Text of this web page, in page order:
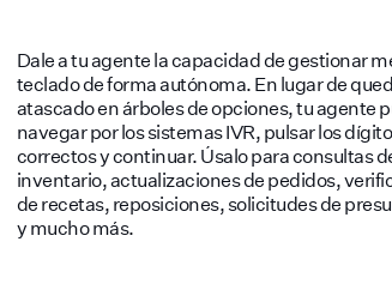
Dale a tu agente la capacidad de gestionar
teclado de forma autónoma. En lugar de
atascado en árboles de opciones, tu agente
navegar por los sistemas IVR, pulsar los
correctos y continuar. Úsalo para consultas
inventario, actualizaciones de pedidos,
de recetas, reposiciones, solicitudes de
y mucho más.